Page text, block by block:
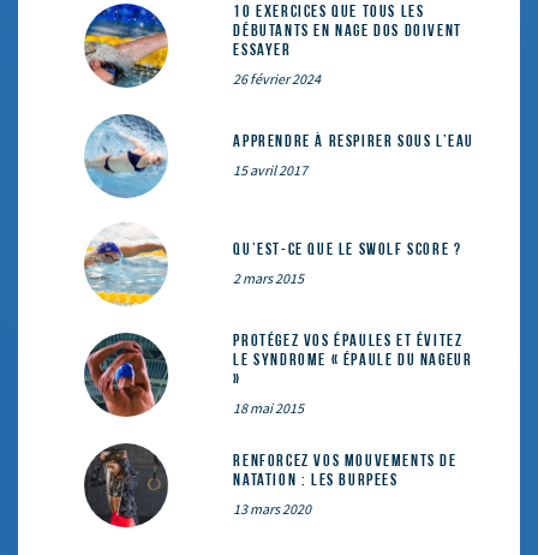
10 exercices que tous les
débutants en nage dos doivent
essayer
26 février 2024
Apprendre à respirer sous l’eau
15 avril 2017
Qu’est-ce que le SWOLF SCORE ?
2 mars 2015
Protégez vos épaules et évitez
le syndrome « épaule du nageur
»
18 mai 2015
Renforcez vos mouvements de
natation : les Burpees
13 mars 2020